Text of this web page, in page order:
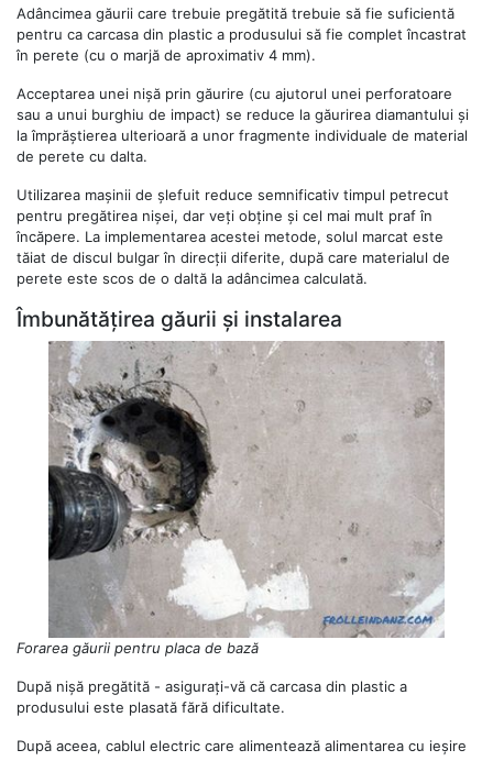
Adâncimea găurii care trebuie pregătită trebuie să fie suficientă
pentru ca carcasa din plastic a produsului să fie complet încastrat
în perete (cu o marjă de aproximativ 4 mm).
Acceptarea unei nișă prin găurire (cu ajutorul unei perforatoare
sau a unui burghiu de impact) se reduce la găurirea diamantului și
la împrăștierea ulterioară a unor fragmente individuale de material
de perete cu dalta.
Utilizarea mașinii de șlefuit reduce semnificativ timpul petrecut
pentru pregătirea nișei, dar veți obține și cel mai mult praf în
încăpere. La implementarea acestei metode, solul marcat este
tăiat de discul bulgar în direcții diferite, după care materialul de
perete este scos de o daltă la adâncimea calculată.
Îmbunătățirea găurii și instalarea
Forarea găurii pentru placa de bază
După nișă pregătită - asigurați-vă că carcasa din plastic a
produsului este plasată fără dificultate.
După aceea, cablul electric care alimentează alimentarea cu ieșire